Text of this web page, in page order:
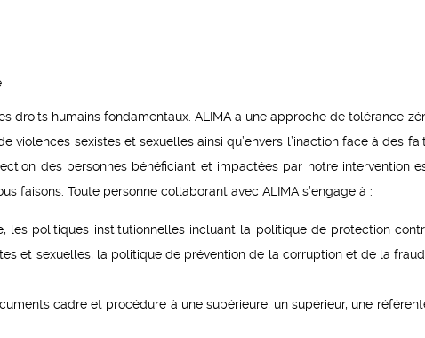
droits humains fondamentaux. ALIMA a une approche de tolérance
violences sexistes et sexuelles ainsi qu’envers l’inaction face à des
des personnes bénéficiant et impactées par notre intervention
faisons. Toute personne collaborant avec ALIMA s’engage à :
les politiques institutionnelles incluant la politique de protection
et sexuelles, la politique de prévention de la corruption et de la
cadre et procédure à une supérieure, un supérieur, une